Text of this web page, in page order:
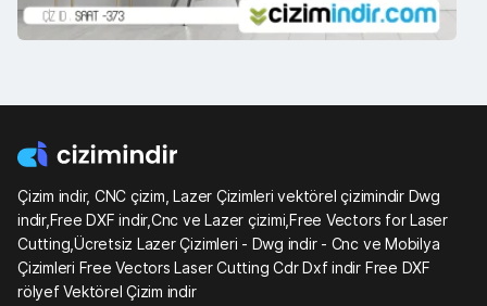
Çizim indir, CNC çizim, Lazer Çizimleri vektörel çizimindir Dwg
indir,Free DXF indir,Cnc ve Lazer çizimi,Free Vectors for Laser
Cutting,Ücretsiz Lazer Çizimleri - Dwg indir - Cnc ve Mobilya
Çizimleri Free Vectors Laser Cutting Cdr Dxf indir Free DXF
rölyef Vektörel Çizim indir